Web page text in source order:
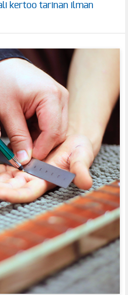
kertoo tarinan ilman